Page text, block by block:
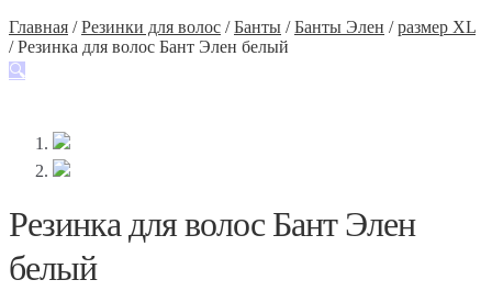
Главная /Резинки для волос /Банты /Банты Элен /размер XL
/Резинка для волос Бант Элен белый
🔍
Резинка для волос Бант Элен
белый